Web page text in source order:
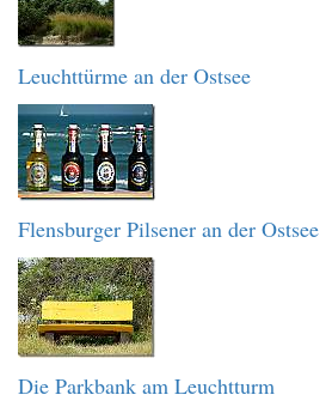
Leuchttürme an der Ostsee
Flensburger Pilsener an der Ostsee
Die Parkbank am Leuchtturm